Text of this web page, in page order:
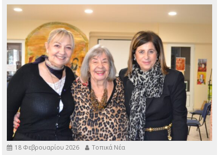
18 Φεβρουαρίου 2026 Τοπικά Νέα